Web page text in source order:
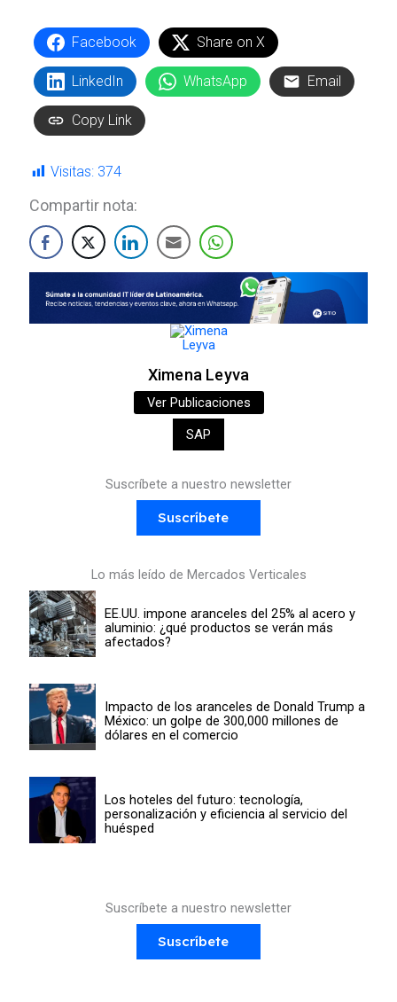
Facebook Share on X
LinkedIn WhatsApp Email
Copy Link
Visitas: 374
Compartir nota:
Ximena Leyva
Ver Publicaciones
SAP
Suscríbete a nuestro newsletter
Suscríbete
Lo más leído de Mercados Verticales
EE.UU. impone aranceles del 25% al acero y
aluminio: ¿qué productos se verán más
afectados?
Impacto de los aranceles de Donald Trump a
México: un golpe de 300,000 millones de
dólares en el comercio
Los hoteles del futuro: tecnología,
personalización y eficiencia al servicio del
huésped
Suscríbete a nuestro newsletter
Suscríbete